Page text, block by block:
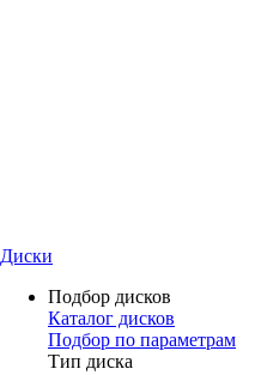
Диски
Подбор дисков
Каталог дисков
Подбор по параметрам
Тип диска